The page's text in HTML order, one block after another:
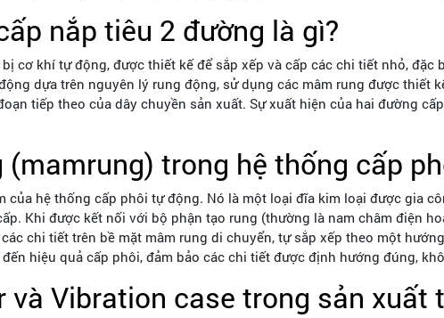
nắp tiêu 2 đường là gì?
cơ khí tự động, được thiết kế để sắp xếp và cấp các chi tiết nhỏ,
dựa trên nguyên lý rung động, sử dụng các mâm rung được thiết
tiếp theo của dây chuyền sản xuất. Sự xuất hiện của hai đường
trong hệ thống cấp
của hệ thống cấp phôi tự động. Nó là một loại đĩa kim loại được gia
Khi được kết nối với bộ phận tạo rung (thường là nam châm điện
chi tiết trên bề mặt mâm rung di chuyển, tự sắp xếp theo một
hiệu quả cấp phôi, đảm bảo các chi tiết được định hướng đúng,
và Vibration case trong sản xuất